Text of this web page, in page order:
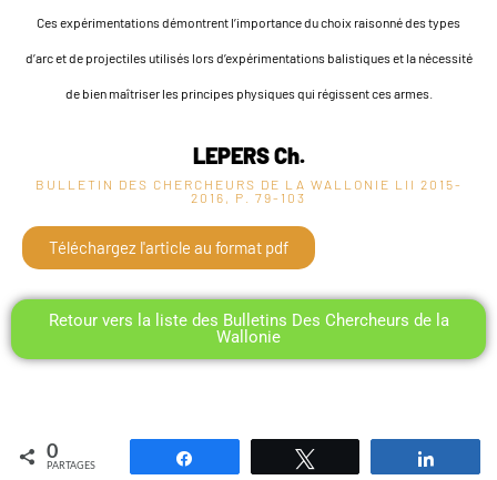
Ces expérimentations démontrent l’importance du choix raisonné des types
d’arc et de projectiles utilisés lors d’expérimentations balistiques et la nécessité
de bien maîtriser les principes physiques qui régissent ces armes.
LEPERS Ch.
BULLETIN DES CHERCHEURS DE LA WALLONIE LII 2015-
2016, P. 79-103
Téléchargez l'article au format pdf
Retour vers la liste des Bulletins Des Chercheurs de la
Wallonie
0
PARTAGES